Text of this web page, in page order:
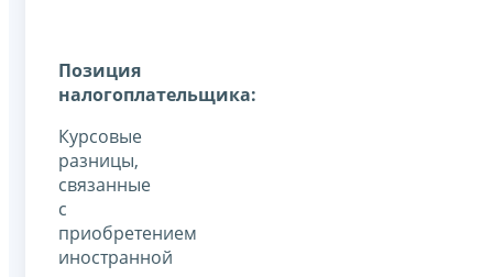
Позиция
налогоплательщика:
Курсовые
разницы,
связанные
с
приобретением
иностранной